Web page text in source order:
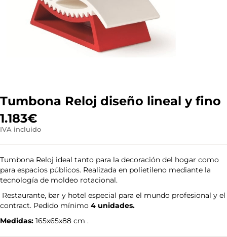
Tumbona Reloj diseño lineal y fino
1.183€
IVA incluido
Tumbona Reloj ideal tanto para la decoración del hogar como
para espacios públicos. Realizada en polietileno mediante la
tecnología de moldeo rotacional.
Restaurante, bar y hotel especial para el mundo profesional y el
contract. Pedido mínimo 4 unidades.
Medidas: 165x65x88 cm .